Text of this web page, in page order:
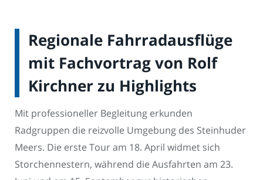
Regionale Fahrradausflüge
mit Fachvortrag von Rolf
Kirchner zu Highlights
Mit professioneller Begleitung erkunden
Radgruppen die reizvolle Umgebung des Steinhuder
Meers. Die erste Tour am 18. April widmet sich
Storchennestern, während die Ausfahrten am 23.